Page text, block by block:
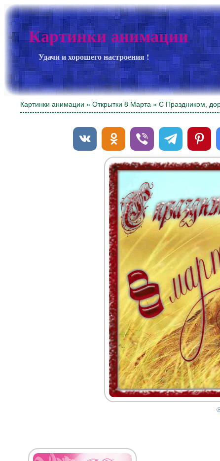
Картинки анимации
Удачи и хорошего настроения !
Картинки анимации »Открытки 8 Марта » С Праздником,